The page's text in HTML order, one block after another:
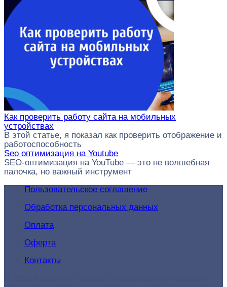
Как проверить работу сайта на мобильных
устройствах
В этой статье, я показал как проверить отображение и
работоспособность
Seo оптимизация на Youtube
SEO-оптимизация на YouTube — это не волшебная
палочка, но важный инструмент
Пользовательское соглашение
Обработка персональных данных
Оплата
Оферта
Контакты